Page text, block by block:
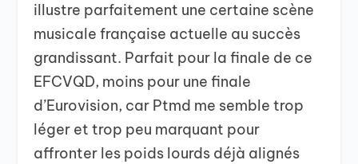
illustre parfaitement une certaine scène
musicale française actuelle au succès
grandissant. Parfait pour la finale de ce
EFCVQD, moins pour une finale
d’Eurovision, car Ptmd me semble trop
léger et trop peu marquant pour
affronter les poids lourds déjà alignés